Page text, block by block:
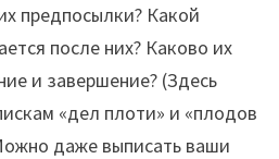
предпосылки? Какой
после них? Каково их
и завершение? (Здесь
«дел плоти» и «плодов
даже выписать ваши